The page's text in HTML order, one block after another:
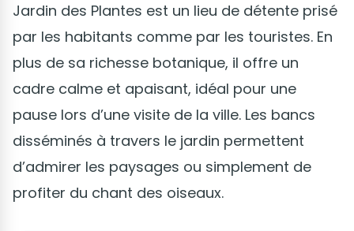
Jardin des Plantes est un lieu de détente prisé
par les habitants comme par les touristes. En
plus de sa richesse botanique, il offre un
cadre calme et apaisant, idéal pour une
pause lors d’une visite de la ville. Les bancs
disséminés à travers le jardin permettent
d’admirer les paysages ou simplement de
profiter du chant des oiseaux.